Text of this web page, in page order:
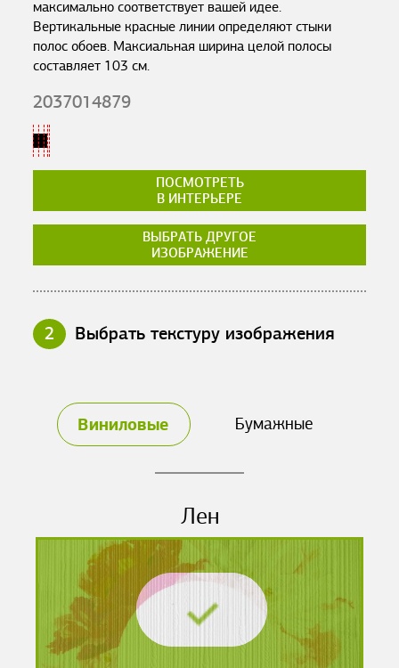
максимально соответствует вашей идее.
Вертикальные красные линии определяют стыки
полос обоев. Максиальная ширина целой полосы
составляет 103 см.
2037014879
ПОСМОТРЕТЬ
В ИНТЕРЬЕРЕ
ВЫБРАТЬ ДРУГОЕ
ИЗОБРАЖЕНИЕ
2 Выбрать текстуру изображения
Виниловые Бумажные
Лен